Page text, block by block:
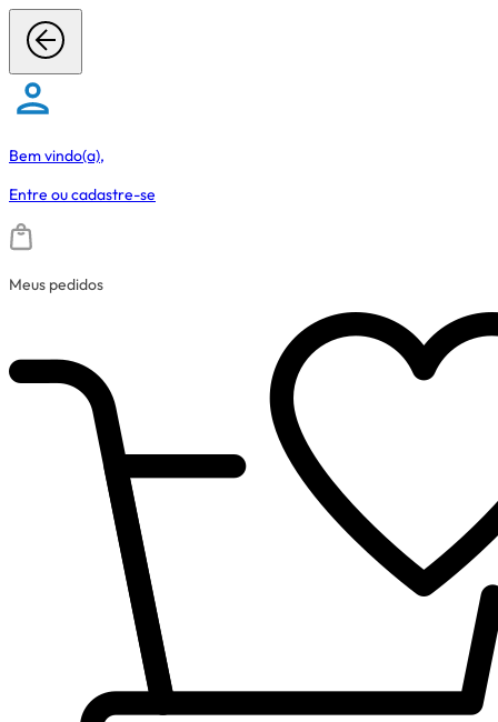
Bem vindo(a),
Entre oucadastre-se
Meus pedidos